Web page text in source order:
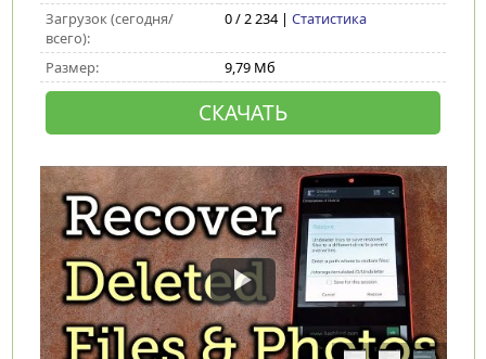
Загрузок (сегодня/
всего):
0 / 2 234 | Статистика
Размер: 9,79 Мб
СКАЧАТЬ